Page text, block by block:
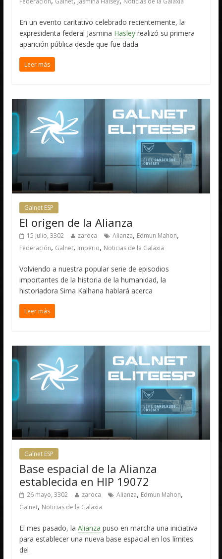
En un evento caritativo celebrado recientemente, la
expresidenta federal Jasmina Hasley realizó su primera
aparición pública desde que fue dada
Leer más
Galnet ESP
El origen de la Alianza
15 julio, 3302 zaroca Alianza, Edmun Mahon,
Federación, Galnet, Imperio, Noticias de la Galaxia
Volviendo a nuestra popular serie de episodios
importantes de la historia de la humanidad, la
historiadora Sima Kalhana hablará acerca
Leer más
Galnet ESP
Base espacial de la Alianza
establecida en HIP 19072
26 mayo, 3302 zaroca Alianza, Edmun Mahon,
Galnet, Noticias de la Galaxia
El mes pasado, laAlianza puso en marcha una iniciativa
para establecer una nueva base espacial en los límites
del